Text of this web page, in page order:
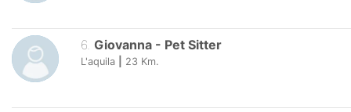
6 Giovanna - Pet Sitter
L'aquila 23 Km.